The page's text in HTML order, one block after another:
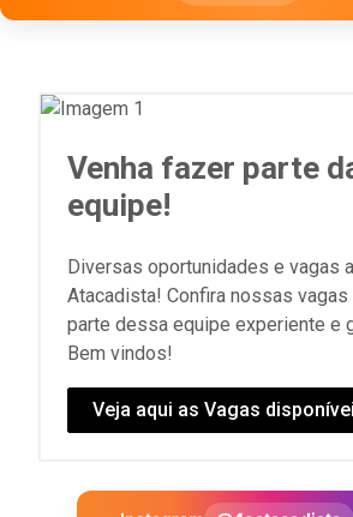
Venha fazer parte
equipe!
Diversas oportunidades e vagas
Atacadista! Confira nossas
parte dessa equipe experiente e
Bem vindos!
Veja aqui as Vagas